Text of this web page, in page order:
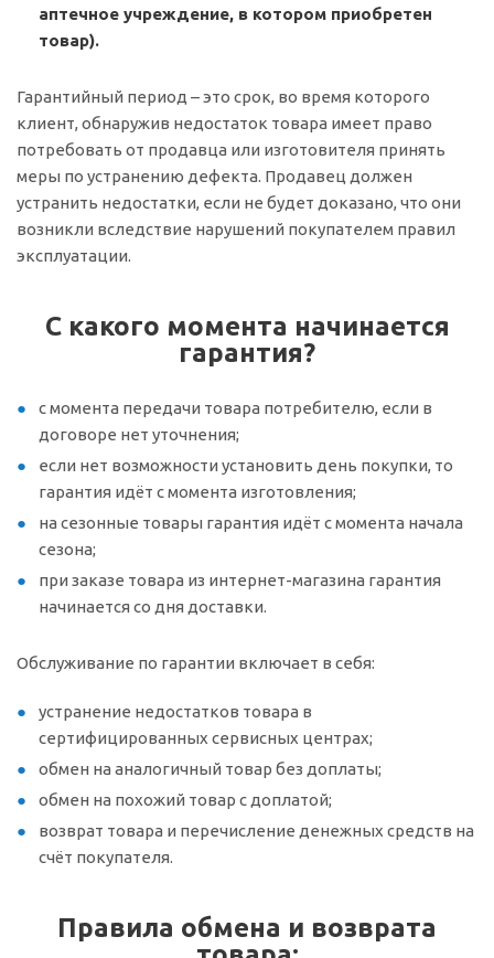
аптечное учреждение, в котором приобретен
товар).
Гарантийный период – это срок, во время которого
клиент, обнаружив недостаток товара имеет право
потребовать от продавца или изготовителя принять
меры по устранению дефекта. Продавец должен
устранить недостатки, если не будет доказано, что они
возникли вследствие нарушений покупателем правил
эксплуатации.
С какого момента начинается
гарантия?
с момента передачи товара потребителю, если в
договоре нет уточнения;
если нет возможности установить день покупки, то
гарантия идёт с момента изготовления;
на сезонные товары гарантия идёт с момента начала
сезона;
при заказе товара из интернет-магазина гарантия
начинается со дня доставки.
Обслуживание по гарантии включает в себя:
устранение недостатков товара в
сертифицированных сервисных центрах;
обмен на аналогичный товар без доплаты;
обмен на похожий товар с доплатой;
возврат товара и перечисление денежных средств на
счёт покупателя.
Правила обмена и возврата